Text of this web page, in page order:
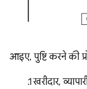
आइए, पुष्टि करने की
खरीदार,